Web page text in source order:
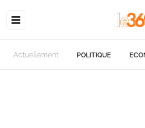
Actuellement POLITIQUE